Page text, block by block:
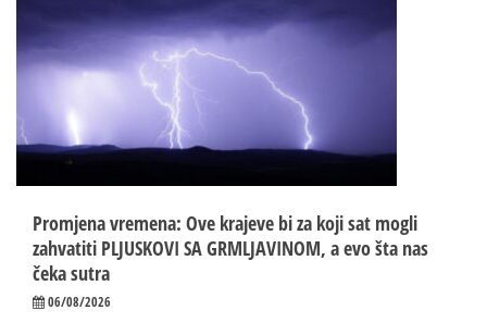
Promjena vremena: Ove krajeve bi za koji sat mogli
zahvatiti PLJUSKOVI SA GRMLJAVINOM, a evo šta nas
čeka sutra
06/08/2026